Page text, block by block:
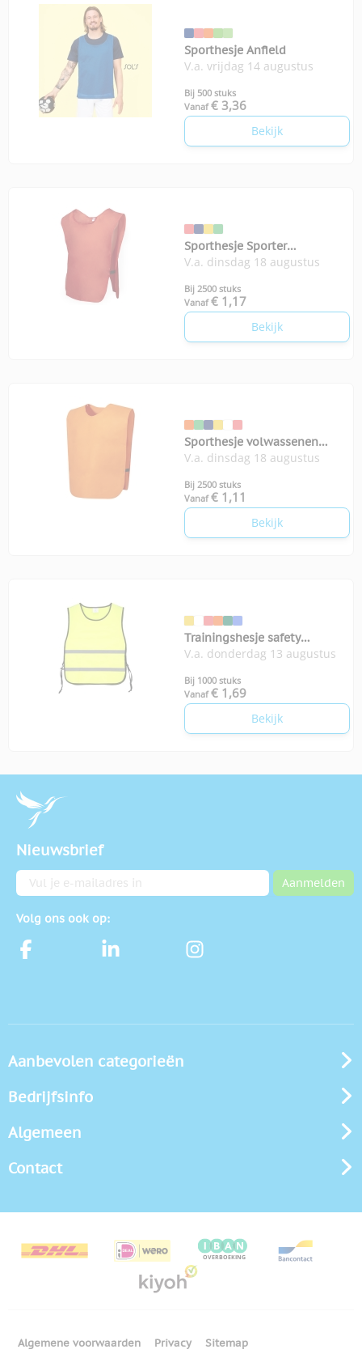
Sporthesje Anfield
V.a. vrijdag 14 augustus
Bij 500 stuks
Vanaf € 3,36
Bekijk
Sporthesje Sporter
volwassenen
V.a. dinsdag 18 augustus
Bij 2500 stuks
Vanaf € 1,17
Bekijk
Sporthesje volwassenen
Cambex
V.a. dinsdag 18 augustus
Bij 2500 stuks
Vanaf € 1,11
Bekijk
Trainingshesje safety
volwassenen
V.a. donderdag 13 augustus
Bij 1000 stuks
Vanaf € 1,69
Bekijk
Nieuwsbrief
E-mailadres Aanmelden
Volg ons ook op:
Aanbevolen categorieën
Bedrijfsinfo
Algemeen
Contact
Algemene voorwaarden Privacy Sitemap